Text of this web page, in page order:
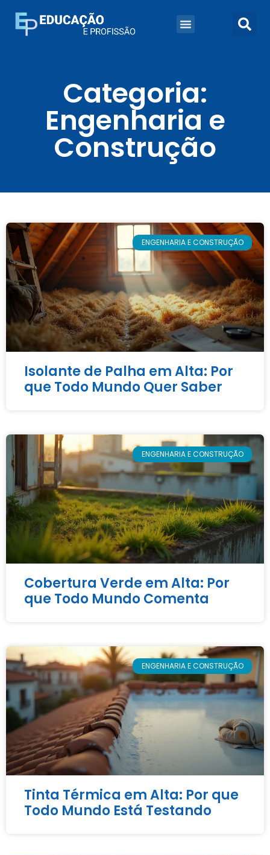
Categoria:
Engenharia e
Construção
ENGENHARIA E CONSTRUÇÃO
Isolante de Palha em Alta: Por
que Todo Mundo Quer Saber
ENGENHARIA E CONSTRUÇÃO
Cobertura Verde em Alta: Por
que Todo Mundo Comenta
ENGENHARIA E CONSTRUÇÃO
Tinta Térmica em Alta: Por que
Todo Mundo Está Testando